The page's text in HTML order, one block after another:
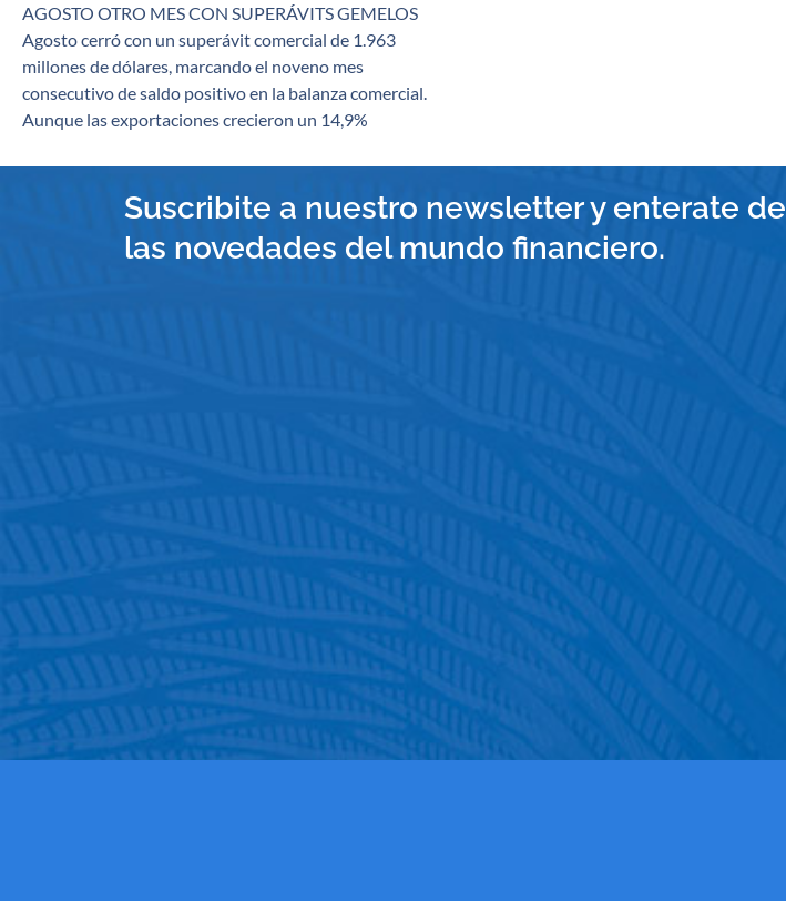
AGOSTO OTRO MES CON SUPERÁVITS GEMELOS
Agosto cerró con un superávit comercial de 1.963
millones de dólares, marcando el noveno mes
consecutivo de saldo positivo en la balanza comercial.
Aunque las exportaciones crecieron un 14,9%
Suscribite a nuestro newsletter y enterate de
las novedades del mundo financiero.